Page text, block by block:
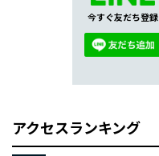
今すぐ友だち登録
アクセスランキング